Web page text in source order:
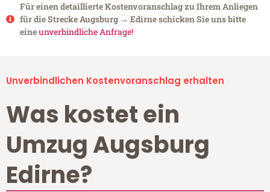
Für einen detaillierte Kostenvoranschlag zu Ihrem Anliegen
für die Strecke Augsburg → Edirne schicken Sie uns bitte
eineunverbindliche Anfrage!
Unverbindlichen Kostenvoranschlag erhalten
Was kostet ein
Umzug Augsburg
Edirne?